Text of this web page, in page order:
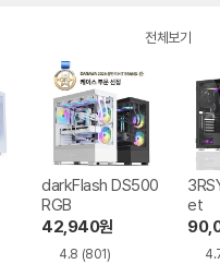
전체보기
darkFlash DS500
RGB
42,940원
4.8 (801)
et